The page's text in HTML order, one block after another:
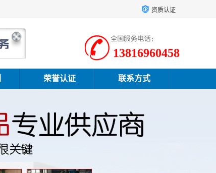
资质认证
13816960458
荣誉认证 联系方式